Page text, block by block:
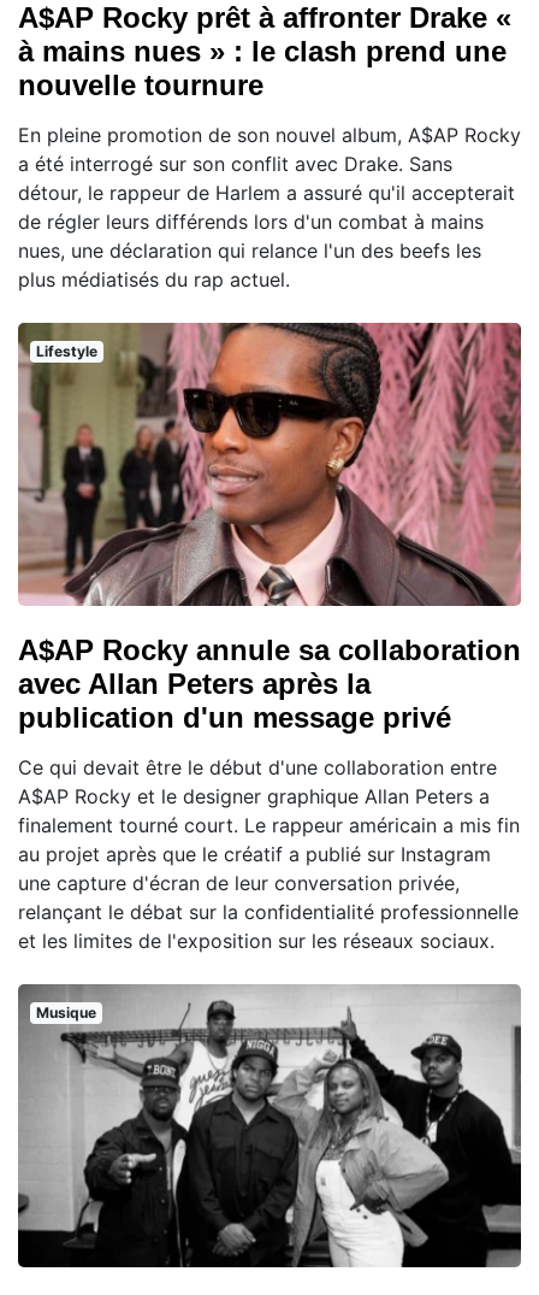
A$AP Rocky prêt à affronter Drake «
à mains nues » : le clash prend une
nouvelle tournure
En pleine promotion de son nouvel album, A$AP Rocky
a été interrogé sur son conflit avec Drake. Sans
détour, le rappeur de Harlem a assuré qu'il accepterait
de régler leurs différends lors d'un combat à mains
nues, une déclaration qui relance l'un des beefs les
plus médiatisés du rap actuel.
Lifestyle
A$AP Rocky annule sa collaboration
avec Allan Peters après la
publication d'un message privé
Ce qui devait être le début d'une collaboration entre
A$AP Rocky et le designer graphique Allan Peters a
finalement tourné court. Le rappeur américain a mis fin
au projet après que le créatif a publié sur Instagram
une capture d'écran de leur conversation privée,
relançant le débat sur la confidentialité professionnelle
et les limites de l'exposition sur les réseaux sociaux.
Musique